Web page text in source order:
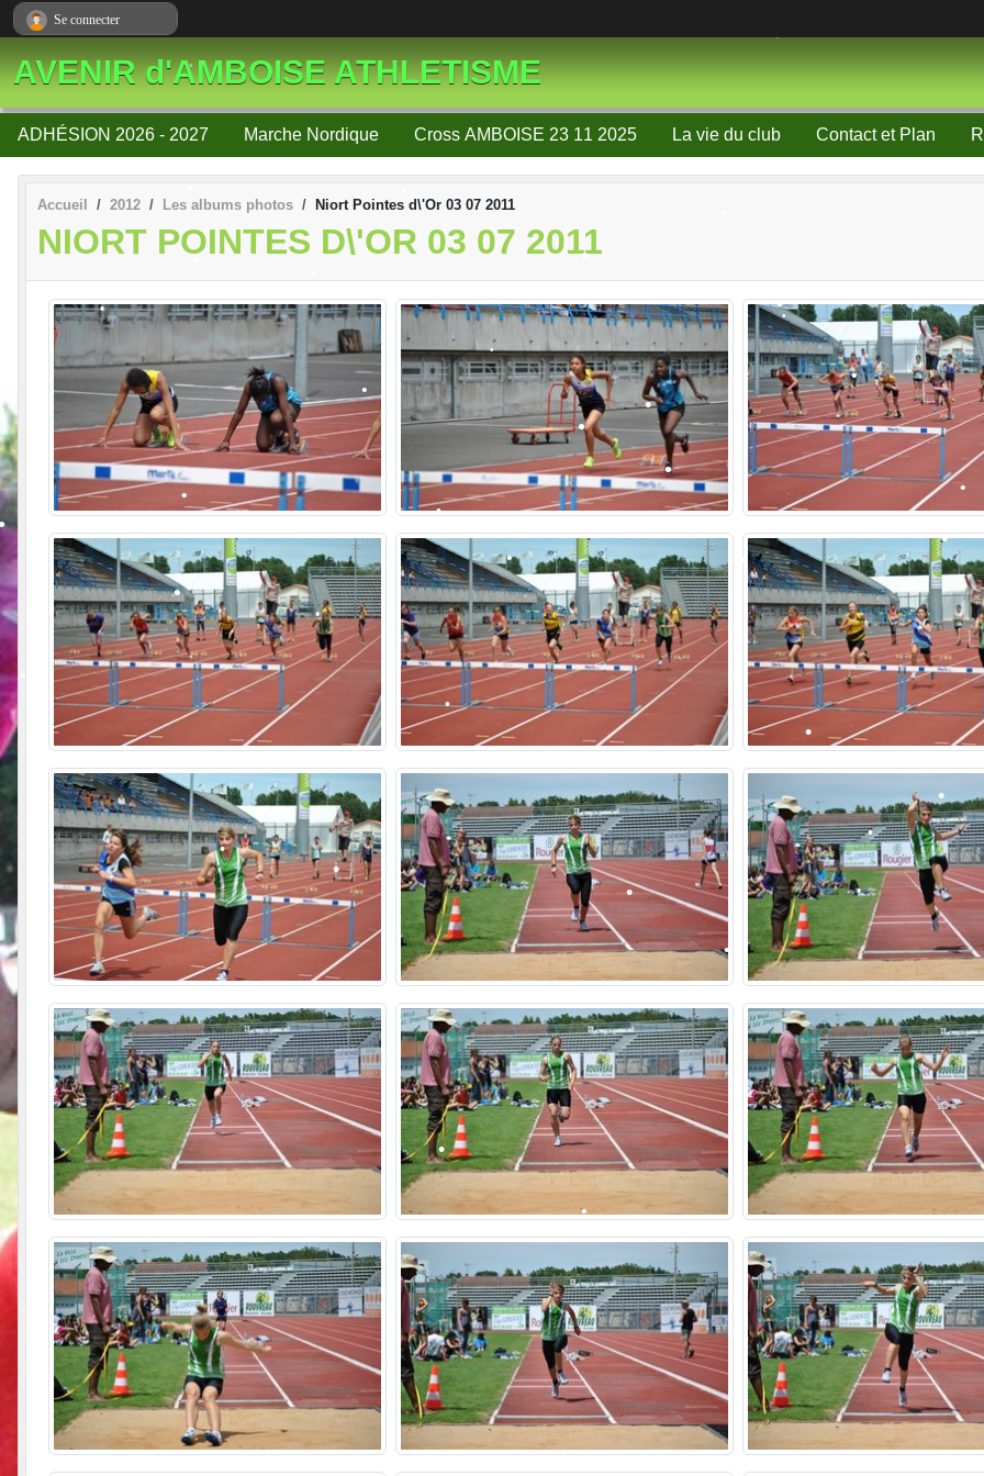
AVENIR d'AMBOISE ATHLETISME
ADHÉSION 2026 - 2027 Marche Nordique Cross AMBOISE 23 11 2025 La vie du club Contact et Plan
Accueil 2012 Les albums photos Niort Pointes d\'Or 03 07 2011
NIORT POINTES D\'OR 03 07 2011
Se connecter
•
•
•
•
•
•
•
•
•
•
•
•
•
•
•
•
•
•
•
•
•
•
•
•
•
Panneau de gestion des cookies